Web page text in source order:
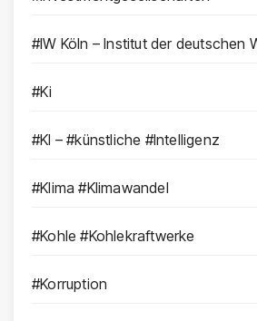
#IW Köln – Institut der deutschen
#Ki
#KI – #künstliche #Intelligenz
#Klima #Klimawandel
#Kohle #Kohlekraftwerke
#Korruption